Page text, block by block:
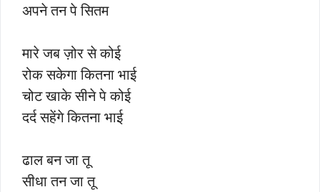
अपने तन पे सितम
मारे जब ज़ोर से कोई
रोक सकेगा कितना भाई
चोट खाके सीने पे कोई
दर्द सहेंगे कितना भाई
ढाल बन जा तू
सीधा तन जा तू